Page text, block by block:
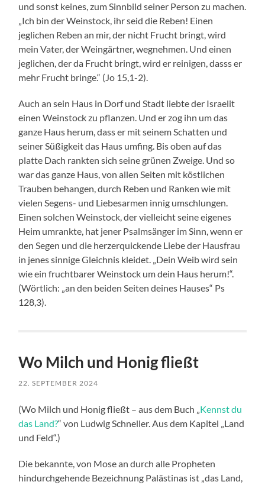
und sonst keines, zum Sinnbild seiner Person zu machen.
„Ich bin der Weinstock, ihr seid die Reben! Einen
jeglichen Reben an mir, der nicht Frucht bringt, wird
mein Vater, der Weingärtner, wegnehmen. Und einen
jeglichen, der da Frucht bringt, wird er reinigen, dasss er
mehr Frucht bringe.“ (Jo 15,1-2).
Auch an sein Haus in Dorf und Stadt liebte der Israelit
einen Weinstock zu pflanzen. Und er zog ihn um das
ganze Haus herum, dass er mit seinem Schatten und
seiner Süßigkeit das Haus umfing. Bis oben auf das
platte Dach rankten sich seine grünen Zweige. Und so
war das ganze Haus, von allen Seiten mit köstlichen
Trauben behangen, durch Reben und Ranken wie mit
vielen Segens- und Liebesarmen innig umschlungen.
Einen solchen Weinstock, der vielleicht seine eigenes
Heim umrankte, hat jener Psalmsänger im Sinn, wenn er
den Segen und die herzerquickende Liebe der Hausfrau
in jenes sinnige Gleichnis kleidet. „Dein Weib wird sein
wie ein fruchtbarer Weinstock um dein Haus herum!“.
(Wörtlich: „an den beiden Seiten deines Hauses“ Ps
128,3).
Wo Milch und Honig fließt
22. SEPTEMBER 2024
(Wo Milch und Honig fließt – aus dem Buch „Kennst du
das Land?“ von Ludwig Schneller. Aus dem Kapitel „Land
und Feld“.)
Die bekannte, von Mose an durch alle Propheten
hindurchgehende Bezeichnung Palästinas ist „das Land,